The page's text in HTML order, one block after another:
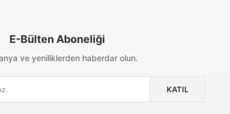
E-Bülten Aboneliği
ve yeniliklerden haberdar olun.
KATIL